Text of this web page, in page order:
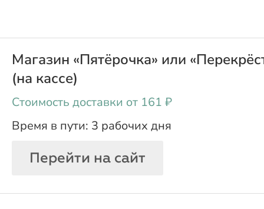
Магазин «Пятёрочка» или
(на кассе)
oт 161 ₽
3 рабочих дня
Перейти на сайт